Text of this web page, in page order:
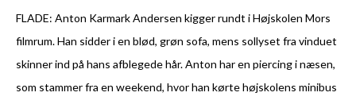
FLADE: Anton Karmark Andersen kigger rundt i Højskolen Mors
filmrum. Han sidder i en blød, grøn sofa, mens sollyset fra vinduet
skinner ind på hans afblegede hår. Anton har en piercing i næsen,
som stammer fra en weekend, hvor han kørte højskolens minibus